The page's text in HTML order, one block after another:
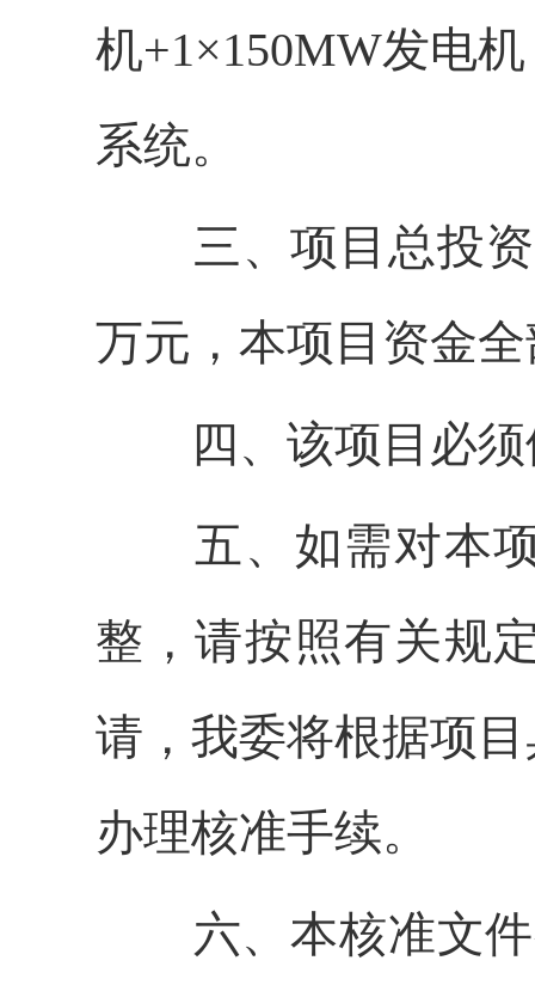
机+1×150MW发电
系统。
三、项目总投资
万元，本项目资金
四、该项目必须
五、如需对本项
整，请按照有关规
请，我委将根据项
办理核准手续。
六、本核准文件